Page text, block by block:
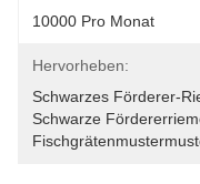
10000 Pro Monat
Hervorheben:
Schwarzes Förderer-
Schwarze